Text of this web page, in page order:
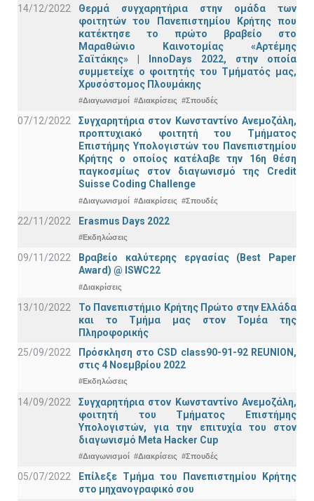
14/12/2022
Θερμά συγχαρητήρια στην ομάδα των
φοιτητών του Πανεπιστημίου Κρήτης που
κατέκτησε το πρώτο βραβείο στο
Μαραθώνιο Καινοτομίας «Αρτέμης
Σαϊτάκης» | InnoDays 2022, στην οποία
συμμετείχε ο φοιτητής του Τμήματός μας,
Χρυσόστομος Πλουμάκης
#Διαγωνισμοί #Διακρίσεις #Σπουδές
07/12/2022
Συγχαρητήρια στον Κωνσταντίνο Ανεμοζάλη,
προπτυχιακό φοιτητή του Τμήματος
Επιστήμης Υπολογιστών του Πανεπιστημίου
Κρήτης ο οποίος κατέλαβε την 16η θέση
παγκοσμίως στον διαγωνισμό της Credit
Suisse Coding Challenge
#Διαγωνισμοί #Διακρίσεις #Σπουδές
22/11/2022 Erasmus Days 2022
#Εκδηλώσεις
09/11/2022
Βραβείο καλύτερης εργασίας (Best Paper
Award) @ ISWC22
#Διακρίσεις
13/10/2022
Το Πανεπιστήμιο Κρήτης Πρώτο στην Ελλάδα
και το Τμήμα μας στον Τομέα της
Πληροφορικής
25/09/2022
Πρόσκληση στο CSD class90-91-92 REUNION,
στις 4 Νοεμβρίου 2022
#Εκδηλώσεις
14/09/2022
Συγχαρητήρια στον Κωνσταντίνο Ανεμοζάλη,
φοιτητή του Τμήματος Επιστήμης
Υπολογιστών, για την επιτυχία του στον
διαγωνισμό Meta Hacker Cup
#Διαγωνισμοί #Διακρίσεις #Σπουδές
05/07/2022
Επίλεξε Τμήμα του Πανεπιστημίου Κρήτης
στο μηχανογραφικό σου